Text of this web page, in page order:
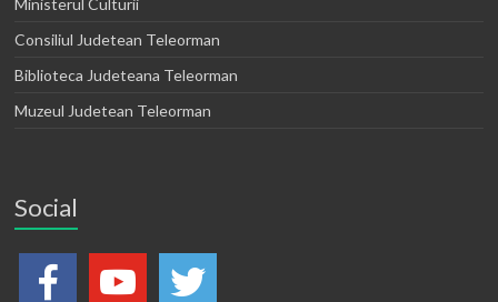
Ministerul Culturii
Consiliul Judetean Teleorman
Biblioteca Judeteana Teleorman
Muzeul Judetean Teleorman
Social